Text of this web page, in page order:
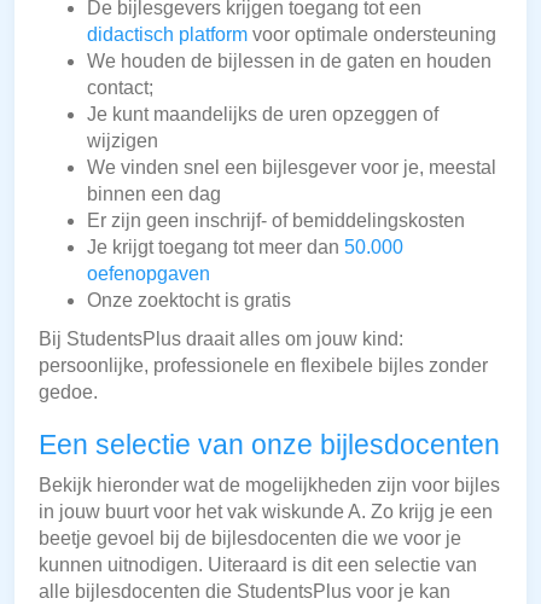
De bijlesgevers krijgen toegang tot een
didactisch platform voor optimale ondersteuning
We houden de bijlessen in de gaten en houden
contact;
Je kunt maandelijks de uren opzeggen of
wijzigen
We vinden snel een bijlesgever voor je, meestal
binnen een dag
Er zijn geen inschrijf- of bemiddelingskosten
Je krijgt toegang tot meer dan 50.000
oefenopgaven
Onze zoektocht is gratis
Bij StudentsPlus draait alles om jouw kind:
persoonlijke, professionele en flexibele bijles zonder
gedoe.
Een selectie van onze bijlesdocenten
Bekijk hieronder wat de mogelijkheden zijn voor bijles
in jouw buurt voor het vak wiskunde A. Zo krijg je een
beetje gevoel bij de bijlesdocenten die we voor je
kunnen uitnodigen. Uiteraard is dit een selectie van
alle bijlesdocenten die StudentsPlus voor je kan